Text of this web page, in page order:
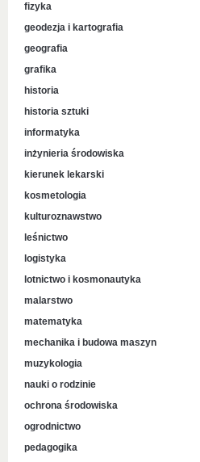
fizyka
geodezja i kartografia
geografia
grafika
historia
historia sztuki
informatyka
inżynieria środowiska
kierunek lekarski
kosmetologia
kulturoznawstwo
leśnictwo
logistyka
lotnictwo i kosmonautyka
malarstwo
matematyka
mechanika i budowa maszyn
muzykologia
nauki o rodzinie
ochrona środowiska
ogrodnictwo
pedagogika